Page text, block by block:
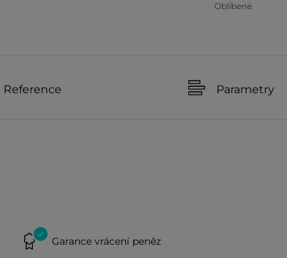
Oblíbené
Reference Parametry
Garance vrácení peněz